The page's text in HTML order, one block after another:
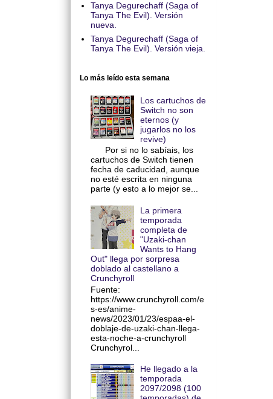
Tanya Degurechaff (Saga of
Tanya The Evil). Versión
nueva.
Tanya Degurechaff (Saga of
Tanya The Evil). Versión vieja.
Lo más leído esta semana
Los cartuchos de
Switch no son
eternos (y
jugarlos no los
revive)
Por si no lo sabíais, los
cartuchos de Switch tienen
fecha de caducidad, aunque
no esté escrita en ninguna
parte (y esto a lo mejor se...
La primera
temporada
completa de
"Uzaki-chan
Wants to Hang
Out" llega por sorpresa
doblado al castellano a
Crunchyroll
Fuente:
https://www.crunchyroll.com/e
s-es/anime-
news/2023/01/23/espaa-el-
doblaje-de-uzaki-chan-llega-
esta-noche-a-crunchyroll
Crunchyrol...
He llegado a la
temporada
2097/2098 (100